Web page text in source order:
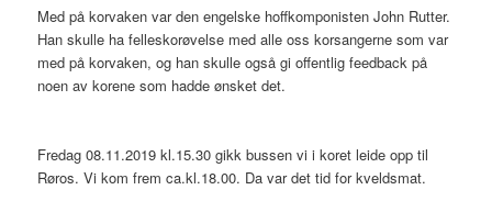
Med på korvaken var den engelske hoffkomponisten John Rutter.
Han skulle ha felleskorøvelse med alle oss korsangerne som var
med på korvaken, og han skulle også gi offentlig feedback på
noen av korene som hadde ønsket det.
Fredag 08.11.2019 kl.15.30 gikk bussen vi i koret leide opp til
Røros. Vi kom frem ca.kl.18.00. Da var det tid for kveldsmat.